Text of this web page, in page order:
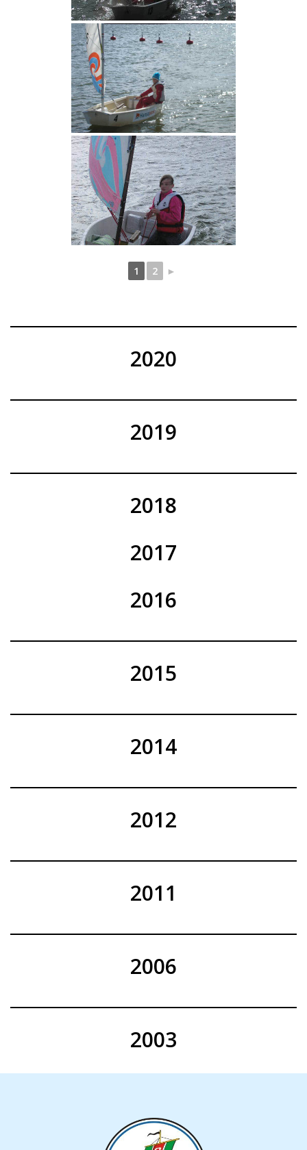
1 2 ►
2020
2019
2018
2017
2016
2015
2014
2012
2011
2006
2003